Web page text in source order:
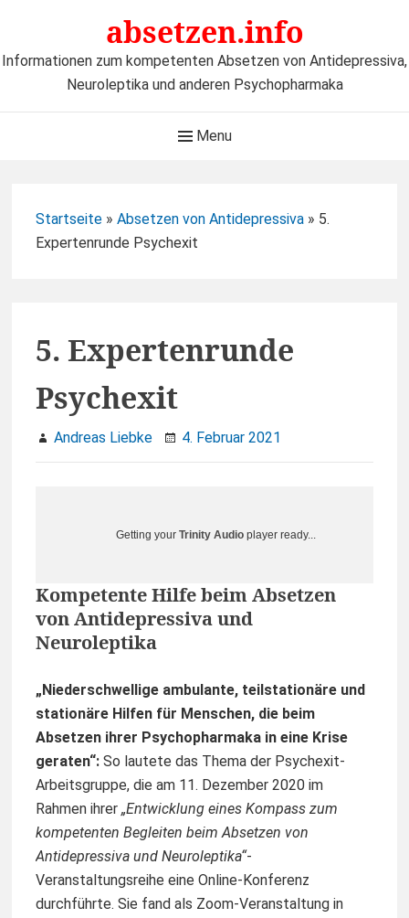
content
absetzen.info
Informationen zum kompetenten Absetzen von Antidepressiva,
Neuroleptika und anderen Psychopharmaka
Menu
Startseite » Absetzen von Antidepressiva » 5.
Expertenrunde Psychexit
5. Expertenrunde
Psychexit
Andreas Liebke 4. Februar 2021
Getting your Trinity Audio player ready...
Kompetente Hilfe beim Absetzen
von Antidepressiva und
Neuroleptika
„Niederschwellige ambulante, teilstationäre und
stationäre Hilfen für Menschen, die beim
Absetzen ihrer Psychopharmaka in eine Krise
geraten“: So lautete das Thema der Psychexit-
Arbeitsgruppe, die am 11. Dezember 2020 im
Rahmen ihrer „Entwicklung eines Kompass zum
kompetenten Begleiten beim Absetzen von
Antidepressiva und Neuroleptika“-
Veranstaltungsreihe eine Online-Konferenz
durchführte. Sie fand als Zoom-Veranstaltung in